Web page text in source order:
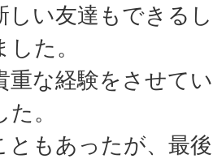
しい友達もできる
た。
重な経験をさせて
。
ともあったが、最